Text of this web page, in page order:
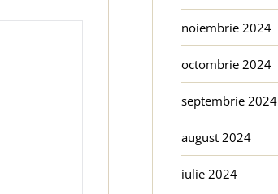
noiembrie 2024
octombrie 2024
septembrie 2024
august 2024
iulie 2024